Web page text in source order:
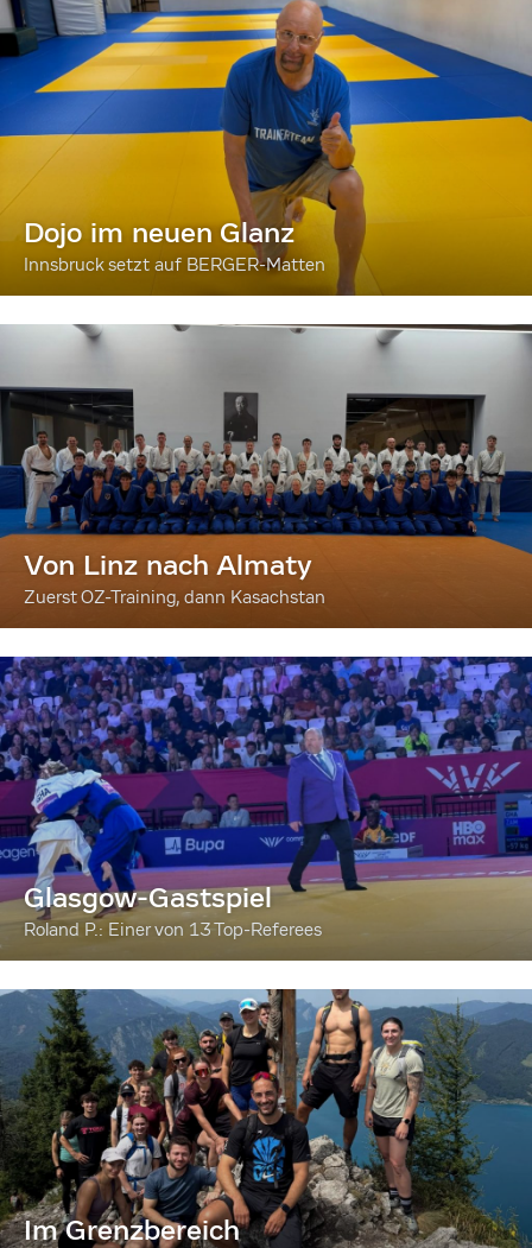
Dojo im neuen Glanz
Innsbruck setzt auf BERGER-Matten
Von Linz nach Almaty
Zuerst OZ-Training, dann Kasachstan
Glasgow-Gastspiel
Roland P.: Einer von 13 Top-Referees
Im Grenzbereich